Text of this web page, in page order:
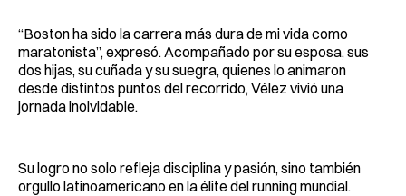
“Boston ha sido la carrera más dura de mi vida como
maratonista”, expresó. Acompañado por su esposa, sus
dos hijas, su cuñada y su suegra, quienes lo animaron
desde distintos puntos del recorrido, Vélez vivió una
jornada inolvidable.
Su logro no solo refleja disciplina y pasión, sino también
orgullo latinoamericano en la élite del running mundial.